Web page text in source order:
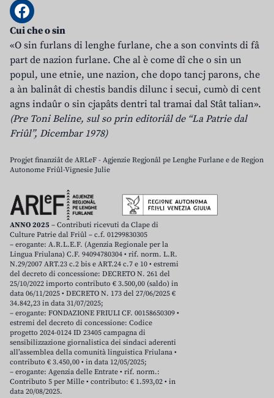
Cui che o sin
«O sin furlans di lenghe furlane, che a son convints di fâ
part de nazion furlane. Che al è come dî che o sin un
popul, une etnie, une nazion, che dopo tancj parons, che
a àn balinât di chestis bandis dilunc i secui, cumò di cent
agns indaûr o sin cjapâts dentri tal tramai dal Stât talian».
(Pre Toni Beline, sul so prin editoriâl de “La Patrie dal
Friûl”, Dicembar 1978)
Progjet finanziât de ARLeF - Agjenzie Regjonâl pe Lenghe Furlane e de Regjon
Autonome Friûl-Vignesie Julie
ANNO 2025 – Contributi ricevuti da Clape di
Culture Patrie dal Friûl – c.f. 01299830305
– erogante: A.R.L.E.F. (Agenzia Regionale per la
Lingua Friulana) C.F. 94094780304 • rif. norm. L.R.
N.29/2007 ART.23 c.2 bis e ART.24 c.7 e 10 • estremi
del decreto di concessione: DECRETO N. 261 del
25/10/2022 importo contributo € 3.500,00 (saldo) in
data 06/11/2025 • DECRETO N. 173 del 27/06/2025 €
34.842,23 in data 31/07/2025;
– erogante: FONDAZIONE FRIULI CF. 00158650309 •
estremi del decreto di concessione: Codice
progetto 2024-0124 ID 23405 campagna di
sensibilizzazione giornalistica dei sindaci aderenti
all’assemblea della comunità linguistica Friulana •
contributo € 3.450,00 • in data 12/05/2025;
– erogante: Agenzia delle Entrate • rif. norm.:
Contributo 5 per Mille • contributo: € 1.593,02 • in
data 20/08/2025.